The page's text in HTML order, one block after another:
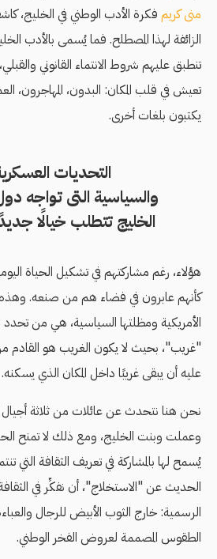
منى كريم فكرة الأدب الوطني في الخليج،
الزائفة لهذا المصطلح. فما يُسمى بالأدب
تنطبق عليهم شروط الانتماء القانوني
تعيش في قلب المكان: البدون، المهاجرون،
يكتبون بلغات أخرى.
التحديات
والسياسية التى تواجه
الخليج تتطلب خيالًا
هؤلاء، رغم مشاركتهم في تشكيل الحياة
كأنهم عابرون في فضاء هم من صنعه. وهذه
الأمريكية ومظلتها السياسية، هي من
"غريب"، بحيث لا يكون الغريب هو
عليه أن يبقى غريبًا داخل المكان الذي يسكنه.
نحن هنا نتحدث عن عائلات من ثلاثة
وعملت وبنت الخليج، ومع ذلك لا تمنح
يُسمح لها بالمشاركة في تعريف الثقافة التي
الحديث عن "الاستخلاج"، أن نفكِّر في
الرسمية: خارج الثوب الأبيض للرجال
الطقوس المصممة لعروض الفخر الوطني.